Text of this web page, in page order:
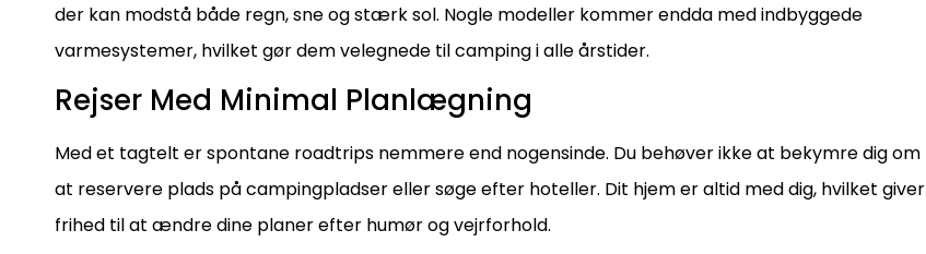
der kan modstå både regn, sne og stærk sol. Nogle modeller kommer endda med indbyggede
varmesystemer, hvilket gør dem velegnede til camping i alle årstider.
Rejser Med Minimal Planlægning
Med et tagtelt er spontane roadtrips nemmere end nogensinde. Du behøver ikke at bekymre dig om
at reservere plads på campingpladser eller søge efter hoteller. Dit hjem er altid med dig, hvilket giver
frihed til at ændre dine planer efter humør og vejrforhold.